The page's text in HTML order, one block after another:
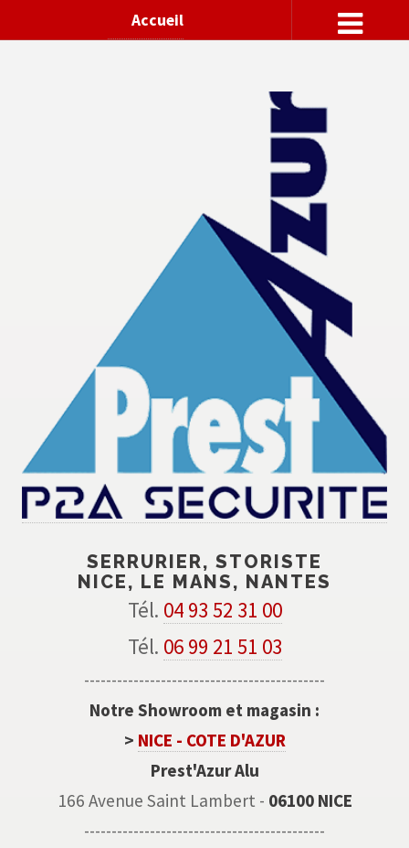
Accueil
SERRURIER, STORISTE
NICE, LE MANS, NANTES
Tél. 04 93 52 31 00
Tél. 06 99 21 51 03
--------------------------------------------
Notre Showroom et magasin :
> NICE - COTE D'AZUR
Prest'Azur Alu
166 Avenue Saint Lambert - 06100 NICE
--------------------------------------------